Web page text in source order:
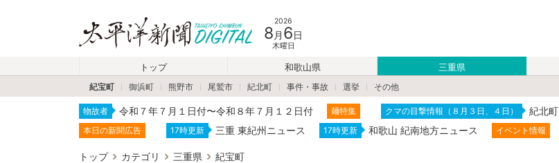
2026
8 月 6日
木曜日
トップ 和歌山県 三重県
紀宝町
御浜町 熊野市 尾鷲市 紀北町 事件・事故 選挙 その他
物故者 令和７年７月１日付〜令和８年７月１２日付 麺特集 クマの目撃情報（８月３日、４日） 紀北町
本日の新聞広告 17時更新 三重 東紀州ニュース 17時更新 和歌山 紀南地方ニュース イベント情報
トップ カテゴリ 三重県 紀宝町